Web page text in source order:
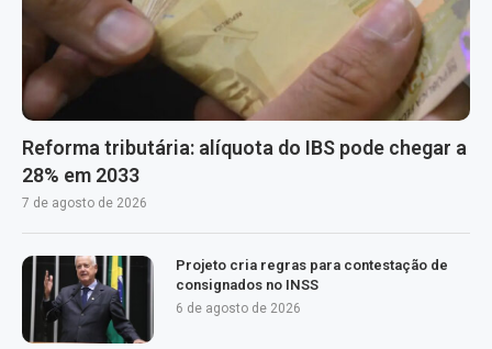
Reforma tributária: alíquota do IBS pode chegar a
28% em 2033
7 de agosto de 2026
Projeto cria regras para contestação de
consignados no INSS
6 de agosto de 2026